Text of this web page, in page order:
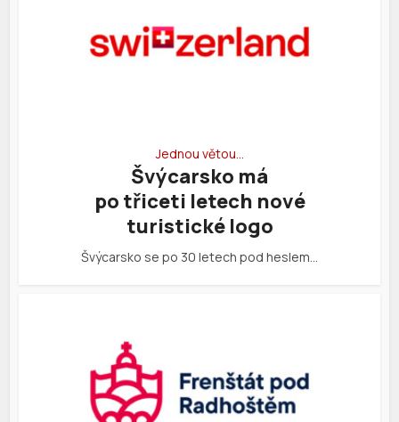
Jednou větou…
Švýcarsko má
po třiceti letech nové
turistické logo
Švýcarsko se po 30 letech pod heslem…